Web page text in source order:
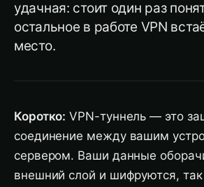
удачная: стоит один раз
остальное в работе VPN
место.
Коротко: VPN-туннель — это
соединение между вашим
сервером. Ваши данные
внешний слой и шифруются, так